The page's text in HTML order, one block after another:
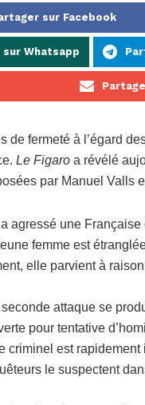
sur Facebook
sur Whatsapp
de fermeté à l’égard
Le Figaro a révélé
par Manuel Valls
agressé une
femme est
elle parvient à
attaque se
pour tentative
est rapidement
le suspectent